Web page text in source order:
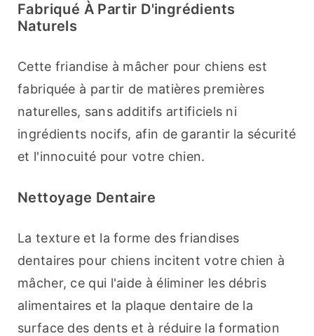
Fabriqué À Partir D'ingrédients
Naturels
Cette friandise à mâcher pour chiens est
fabriquée à partir de matières premières
naturelles, sans additifs artificiels ni
ingrédients nocifs, afin de garantir la sécurité
et l'innocuité pour votre chien.
Nettoyage Dentaire
La texture et la forme des friandises
dentaires pour chiens incitent votre chien à
mâcher, ce qui l'aide à éliminer les débris
alimentaires et la plaque dentaire de la
surface des dents et à réduire la formation